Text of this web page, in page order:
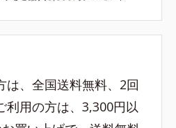
は、全国送料無料、2回
利用の方は、3,300円以